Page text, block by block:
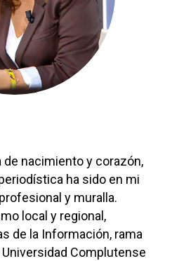
de nacimiento y corazón,
ha sido en mi
y muralla.
local y regional,
de la Información, rama
Complutense
Toledo
Ciudad Real
Albacete
Cuenca
Sanidad
Economía
Educación
Sucesos
Medio Ambiente
Planeta Rural
Especiales